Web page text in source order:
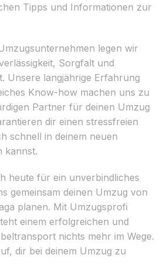
Tipps und Informationen zur
legen wir
Sorgfalt und
Unsere langjährige Erfahrung
Know-how machen uns zu
Partner für deinen Umzug
dir einen stressfreien
schnell in deinem neuen
kannst.
heute für ein unverbindliches
gemeinsam deinen Umzug von
planen. Mit Umzugsprofi
einem erfolgreichen und
nichts mehr im Wege.
dir bei deinem Umzug zu